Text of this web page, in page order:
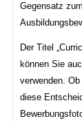
Gegensatz
Der Titel
können Sie
verwenden.
diese